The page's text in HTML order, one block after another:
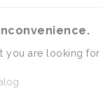
you are looking for